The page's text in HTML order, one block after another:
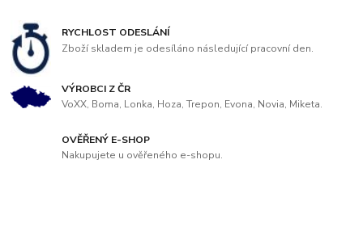
RYCHLOST ODESLÁNÍ
Zboží skladem je odesíláno následující pracovní den.
VÝROBCI Z ČR
VoXX, Boma, Lonka, Hoza, Trepon, Evona, Novia, Miketa.
OVĚŘENÝ E-SHOP
Nakupujete u ověřeného e-shopu.